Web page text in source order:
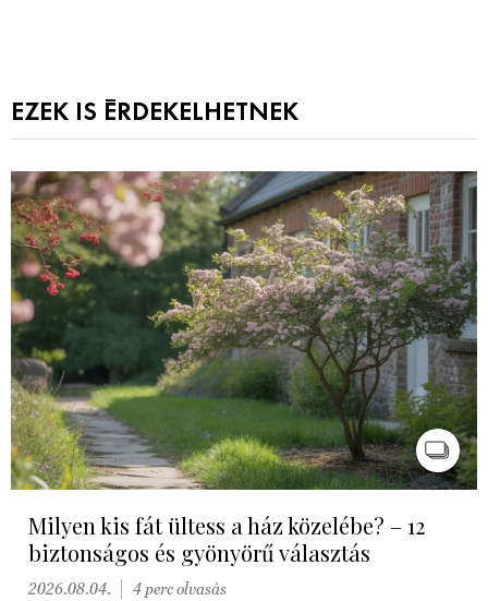
EZEK IS ÉRDEKELHETNEK
Milyen kis fát ültess a ház közelébe? – 12
biztonságos és gyönyörű választás
2026.08.04. 4 perc olvasás